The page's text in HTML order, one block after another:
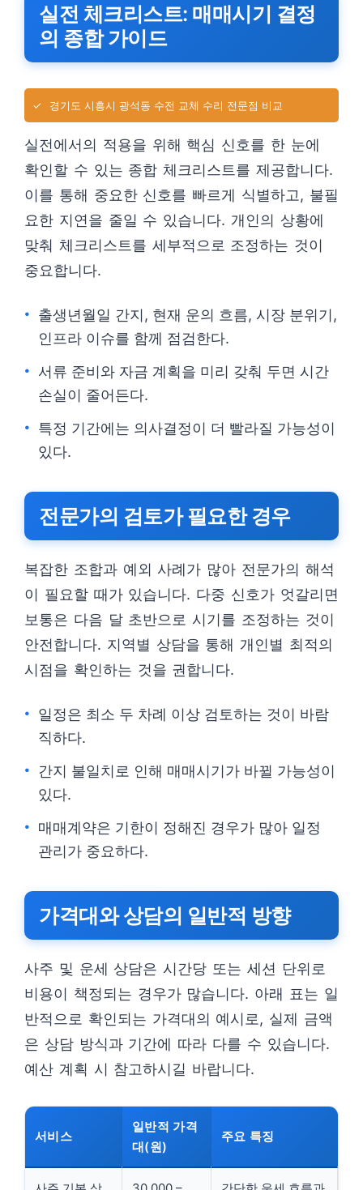
실전 체크리스트: 매매시기 결정
의 종합 가이드
✓ 경기도 시흥시 광석동 수전 교체 수리 전문점 비교
실전에서의 적용을 위해 핵심 신호를 한 눈에
확인할 수 있는 종합 체크리스트를 제공합니다.
이를 통해 중요한 신호를 빠르게 식별하고, 불필
요한 지연을 줄일 수 있습니다. 개인의 상황에
맞춰 체크리스트를 세부적으로 조정하는 것이
중요합니다.
출생년월일 간지, 현재 운의 흐름, 시장 분위기,
인프라 이슈를 함께 점검한다.
서류 준비와 자금 계획을 미리 갖춰 두면 시간
손실이 줄어든다.
특정 기간에는 의사결정이 더 빨라질 가능성이
있다.
전문가의 검토가 필요한 경우
복잡한 조합과 예외 사례가 많아 전문가의 해석
이 필요할 때가 있습니다. 다중 신호가 엇갈리면
보통은 다음 달 초반으로 시기를 조정하는 것이
안전합니다. 지역별 상담을 통해 개인별 최적의
시점을 확인하는 것을 권합니다.
일정은 최소 두 차례 이상 검토하는 것이 바람
직하다.
간지 불일치로 인해 매매시기가 바뀔 가능성이
있다.
매매계약은 기한이 정해진 경우가 많아 일정
관리가 중요하다.
가격대와 상담의 일반적 방향
사주 및 운세 상담은 시간당 또는 세션 단위로
비용이 책정되는 경우가 많습니다. 아래 표는 일
반적으로 확인되는 가격대의 예시로, 실제 금액
은 상담 방식과 기간에 따라 다를 수 있습니다.
예산 계획 시 참고하시길 바랍니다.
서비스
일반적 가격
대(원)
주요 특징